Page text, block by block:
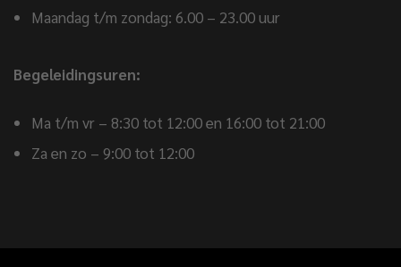
Maandag t/m zondag: 6.00 – 23.00 uur
Begeleidingsuren:
Ma t/m vr – 8:30 tot 12:00 en 16:00 tot 21:00
Za en zo – 9:00 tot 12:00